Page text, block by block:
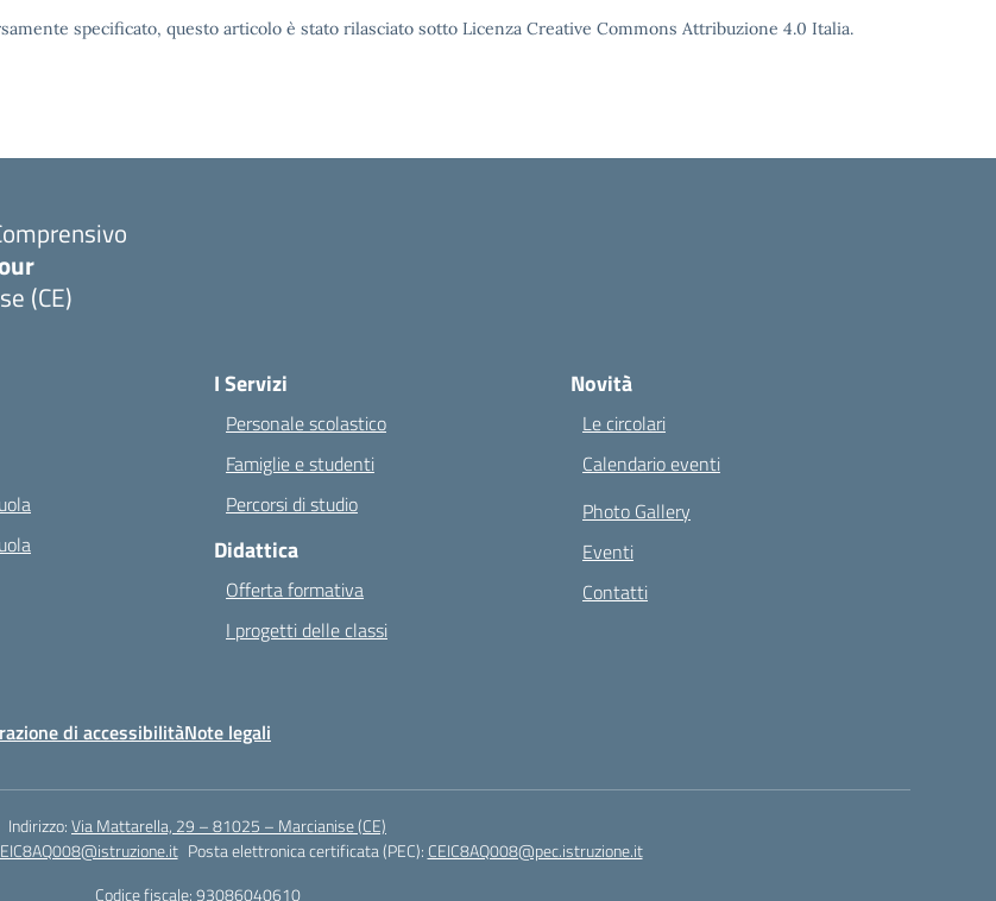
specificato, questo articolo è stato rilasciato sotto Licenza Creative Commons Attribuzione 4.0 Italia.
(CE)
I Servizi
Personale scolastico
Famiglie e studenti
Percorsi di studio
Didattica
Offerta formativa
I progetti delle classi
Novità
Le circolari
Calendario eventi
Photo Gallery
Eventi
Contatti
di accessibilitàNote legali
Indirizzo:Via Mattarella, 29 – 81025 – Marcianise (CE)
Posta elettronica certificata (PEC): CEIC8AQ008@pec.istruzione.it
Codice fiscale: 93086040610